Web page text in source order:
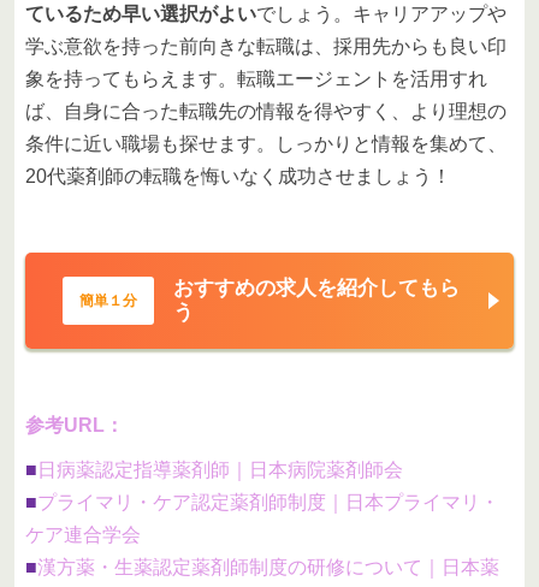
ているため早い選択がよいでしょう。キャリアアップや
学ぶ意欲を持った前向きな転職は、採用先からも良い印
象を持ってもらえます。転職エージェントを活用すれ
ば、自身に合った転職先の情報を得やすく、より理想の
条件に近い職場も探せます。しっかりと情報を集めて、
20代薬剤師の転職を悔いなく成功させましょう！
簡単１分
おすすめの求人を紹介してもら
う
参考URL：
■ 日病薬認定指導薬剤師｜日本病院薬剤師会
■プライマリ・ケア認定薬剤師制度｜日本プライマリ・
ケア連合学会
■漢方薬・生薬認定薬剤師制度の研修について｜日本薬